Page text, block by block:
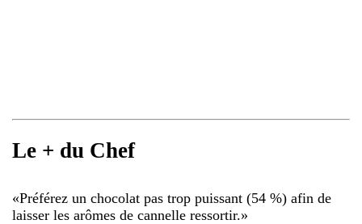
Le + du Chef
«Préférez un chocolat pas trop puissant (54 %) afin de
laisser les arômes de cannelle ressortir.»